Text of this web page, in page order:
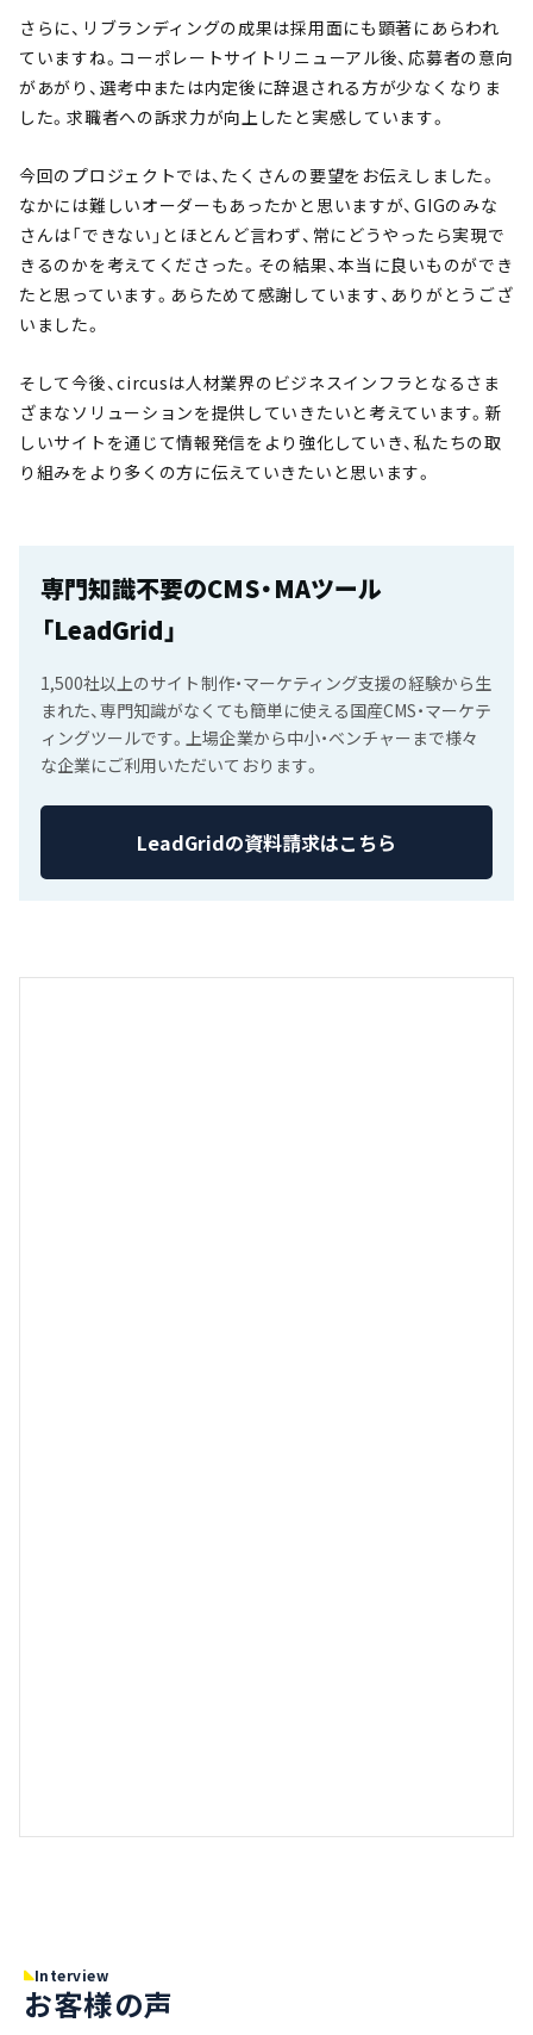
さらに、リブランディングの成果は採用面にも顕著にあらわれ
ていますね。コーポレートサイトリニューアル後、応募者の意向
があがり、選考中または内定後に辞退される方が少なくなりま
した。求職者への訴求力が向上したと実感しています。
今回のプロジェクトでは、たくさんの要望をお伝えしました。
なかには難しいオーダーもあったかと思いますが、GIGのみな
さんは「できない」とほとんど言わず、常にどうやったら実現で
きるのかを考えてくださった。その結果、本当に良いものができ
たと思っています。あらためて感謝しています、ありがとうござ
いました。
そして今後、circusは人材業界のビジネスインフラとなるさま
ざまなソリューションを提供していきたいと考えています。新
しいサイトを通じて情報発信をより強化していき、私たちの取
り組みをより多くの方に伝えていきたいと思います。
専門知識不要のCMS・MAツール
「LeadGrid」
1,500社以上のサイト制作・マーケティング支援の経験から生
まれた、専門知識がなくても簡単に使える国産CMS・マーケテ
ィングツールです。上場企業から中小・ベンチャーまで様々
な企業にご利用いただいております。
LeadGridの資料請求はこちら
Interview
お客様の声